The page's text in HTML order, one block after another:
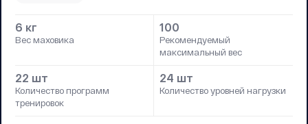
6 кг
Вес маховика
100
Рекомендуемый
максимальный вес
22 шт
Количество программ
тренировок
24 шт
Количество уровней нагрузки